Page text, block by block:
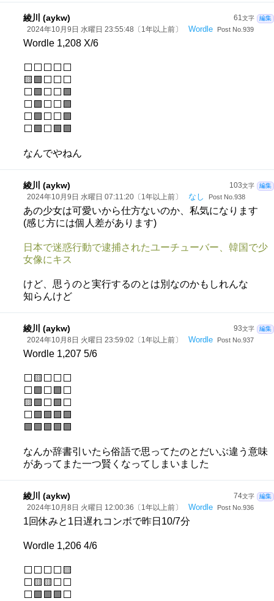
61 文字 編集
綾川 (aykw)
2024年10月9日 水曜日 23:55:48〔1年以上前〕 Wordle Post No.939
Wordle 1,208 X/6
⬜⬜⬜⬜⬜
🟨🟩⬜⬜⬜
⬜🟩⬜⬜🟩
⬜🟩⬜⬜🟩
⬜🟩⬜⬜🟩
⬜🟩⬜🟩🟩
なんでやねん
103文字 編集
綾川 (aykw)
2024年10月9日 水曜日 07:11:20〔1年以上前〕 なし Post No.938
あの少女は可愛いから仕方ないのか、私気になります
(感じ方には個人差があります)
日本で迷惑行動で逮捕されたユーチューバー、韓国で少
女像にキス
けど、思うのと実行するのとは別なのかもしれんな
知らんけど
93文字 編集
綾川 (aykw)
2024年10月8日 火曜日 23:59:02〔1年以上前〕 Wordle Post No.937
Wordle 1,207 5/6
⬜🟨⬜⬜⬜
⬜🟩⬜🟩⬜
🟨🟩⬜🟩⬜
⬜🟩🟩🟩🟩
🟩🟩🟩🟩🟩
なんか辞書引いたら俗語で思ってたのとだいぶ違う意味
があってまた一つ賢くなってしまいました
74文字 編集
綾川 (aykw)
2024年10月8日 火曜日 12:00:36〔1年以上前〕 Wordle Post No.936
1回休みと1日遅れコンボで昨日10/7分
Wordle 1,206 4/6
⬜⬜⬜⬜🟨
⬜🟨🟨⬜⬜
⬜🟩🟩🟩⬜